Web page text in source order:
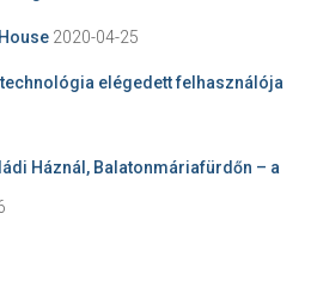
2020-04-25
technológia elégedett felhasználója
Háznál, Balatonmáriafürdőn – a